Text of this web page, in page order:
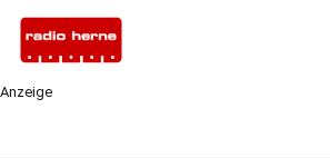
Anzeige